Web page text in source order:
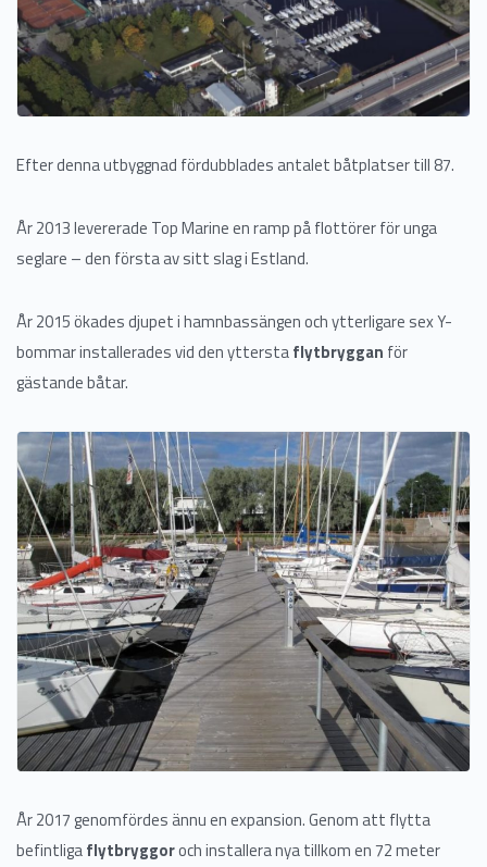
Efter denna utbyggnad fördubblades antalet båtplatser till 87.
År 2013 levererade Top Marine en ramp på flottörer för unga
seglare – den första av sitt slag i Estland.
År 2015 ökades djupet i hamnbassängen och ytterligare sex Y-
bommar installerades vid den ytterstaflytbryggan för
gästande båtar.
År 2017 genomfördes ännu en expansion. Genom att flytta
befintligaflytbryggoroch installera nya tillkom en 72 meter